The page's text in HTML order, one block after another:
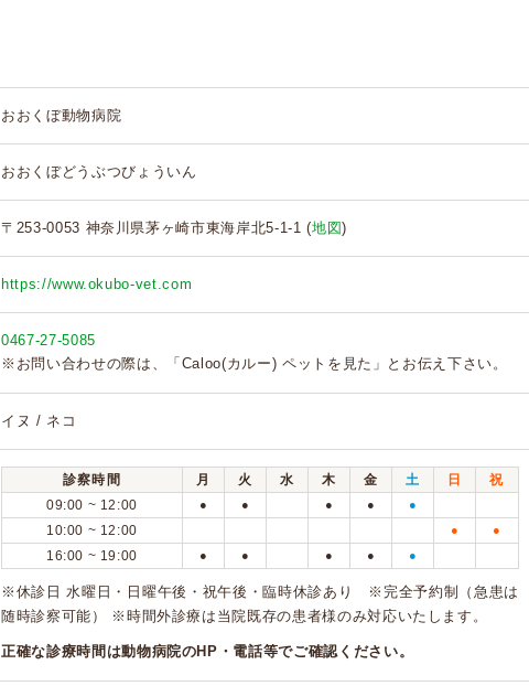
おおくぼ動物病院
おおくぼどうぶつびょういん
〒253-0053 神奈川県茅ヶ崎市東海岸北5-1-1 (地図)
https://www.okubo-vet.com
0467-27-5085
※お問い合わせの際は、「Caloo(カルー) ペットを見た」とお伝え下さい。
イヌ / ネコ
診察時間 月 火 水 木 金 土 日
祝
09:00 ~ 12:00
● ● ● ● ●
10:00 ~ 12:00 ● ●
16:00 ~ 19:00 ● ● ● ● ●
※休診日 水曜日・日曜午後・祝午後・臨時休診あり ※完全予約制（急患は
随時診察可能） ※時間外診療は当院既存の患者様のみ対応いたします。
正確な診療時間は動物病院のHP・電話等でご確認ください。